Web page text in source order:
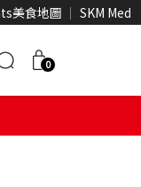
美食地圖 SKM Media
0